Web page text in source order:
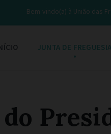
Bem-vindo(a) à União das
JUNTA DE FREGUESIA